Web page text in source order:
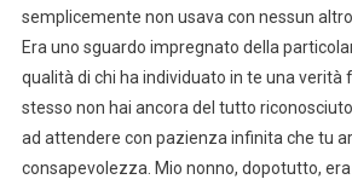
semplicemente non usava con nessun
Era uno sguardo impregnato della
qualità di chi ha individuato in te una verità
stesso non hai ancora del tutto
ad attendere con pazienza infinita che tu
consapevolezza. Mio nonno, dopotutto,